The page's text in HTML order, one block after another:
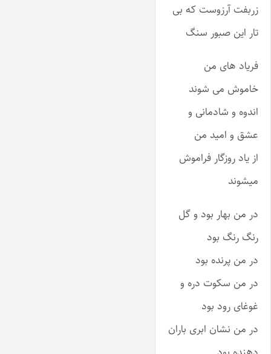
زربفت آرزوست که بی
تار این صبور سنگ
فریاد های من
خاموش می شوند
اندوه و شادمانی و
عشق و امید من
از یاد روزگار فراموش
میشوند
در من بهار بود و گل
رنگ رنگ بود
در من پرنده بود
در من سکوت دره و
غوغای رود بود
در من نشان ابری باران